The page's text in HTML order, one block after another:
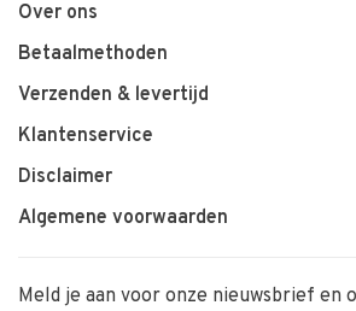
Over ons
Betaalmethoden
Verzenden & levertijd
Klantenservice
Disclaimer
Algemene voorwaarden
Meld je aan voor onze nieuwsbrief en